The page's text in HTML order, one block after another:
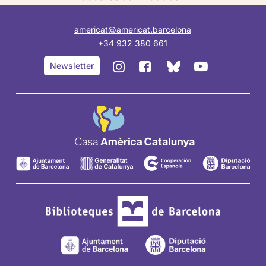
americat@americat.barcelona
+34 932 380 661
Newsletter
Instagram
de
Amèrica
Facebook
de
Amèrica
BlueSky
de
Amèrica
YouTube
de
Amèrica